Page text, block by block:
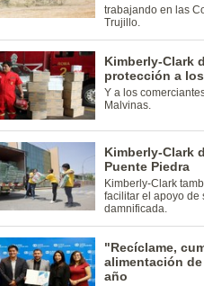
trabajando en las
Trujillo.
Kimberly-Clark
protección a
Y a los
Malvinas.
Kimberly-Clark
Puente Piedra
Kimberly-Clark
facilitar el apoyo de
damnificada.
"Recíclame,
alimentación
año